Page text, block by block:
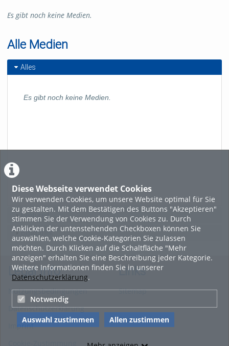
Diese Webseite verwendet Cookies
Wir verwenden Cookies, um unsere Website optimal für Sie
zu gestalten. Mit dem Bestätigen des Buttons "Akzeptieren"
stimmen Sie der Verwendung von Cookies zu. Durch
Anklicken der untenstehenden Checkboxen können Sie
auswählen, welche Cookie-Kategorien Sie zulassen
möchten. Durch Klicken auf die Schaltfläche "Mehr
anzeigen" erhalten Sie eine Beschreibung jeder Kategorie.
Weitere Informationen finden Sie in unserer
Datenschutzerklärung.
Notwendig
Auswahl zustimmen Allen zustimmen
Es gibt noch keine Medien.
Alle Medien
Alles
Es gibt noch keine Medien.
Featured
Beliebtheit
Legal Info
Nutzungsbedingungen
Datenschutzerklärung
Imprint
Links
Sitemap